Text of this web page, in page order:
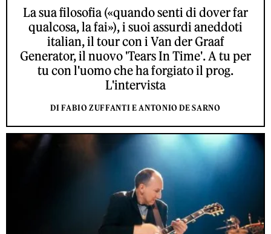
La sua filosofia («quando senti di dover far
qualcosa, la fai»), i suoi assurdi aneddoti
italian, il tour con i Van der Graaf
Generator, il nuovo 'Tears In Time'. A tu per
tu con l'uomo che ha forgiato il prog.
L'intervista
DI FABIO ZUFFANTI E ANTONIO DE SARNO